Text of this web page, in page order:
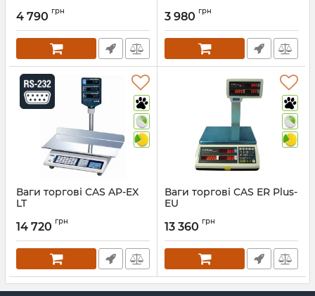
4 790 грн 3 980 грн
Ваги торгові CAS AP-EX
LT
14 720 грн
Ваги торгові CAS ER Plus-
EU
13 360 грн